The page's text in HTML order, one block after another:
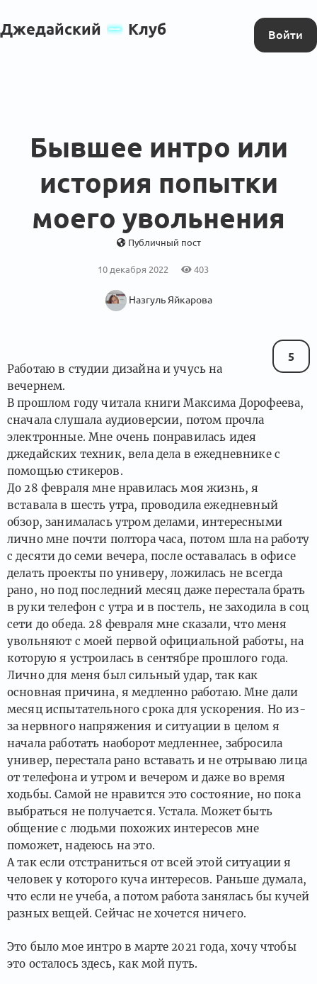
Джедайский Клуб Войти
Бывшее интро или
история попытки
моего увольнения
Публичный пост
10 декабря 2022 403
Назгуль Яйкарова
5
Работаю в студии дизайна и учусь на
вечернем.
В прошлом году читала книги Максима Дорофеева,
сначала слушала аудиоверсии, потом прочла
электронные. Мне очень понравилась идея
джедайских техник, вела дела в ежедневнике с
помощью стикеров.
До 28 февраля мне нравилась моя жизнь, я
вставала в шесть утра, проводила ежедневный
обзор, занималась утром делами, интересными
лично мне почти полтора часа, потом шла на работу
с десяти до семи вечера, после оставалась в офисе
делать проекты по универу, ложилась не всегда
рано, но под последний месяц даже перестала брать
в руки телефон с утра и в постель, не заходила в соц
сети до обеда. 28 февраля мне сказали, что меня
увольняют с моей первой официальной работы, на
которую я устроилась в сентябре прошлого года.
Лично для меня был сильный удар, так как
основная причина, я медленно работаю. Мне дали
месяц испытательного срока для ускорения. Но из-
за нервного напряжения и ситуации в целом я
начала работать наоборот медленнее, забросила
универ, перестала рано вставать и не отрываю лица
от телефона и утром и вечером и даже во время
ходьбы. Самой не нравится это состояние, но пока
выбраться не получается. Устала. Может быть
общение с людьми похожих интересов мне
поможет, надеюсь на это.
А так если отстраниться от всей этой ситуации я
человек у которого куча интересов. Раньше думала,
что если не учеба, а потом работа занялась бы кучей
разных вещей. Сейчас не хочется ничего.
Это было мое интро в марте 2021 года, хочу чтобы
это осталось здесь, как мой путь.